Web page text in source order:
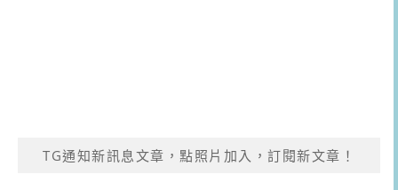
TG通知新訊息文章，點照片加入，訂閱新文章！